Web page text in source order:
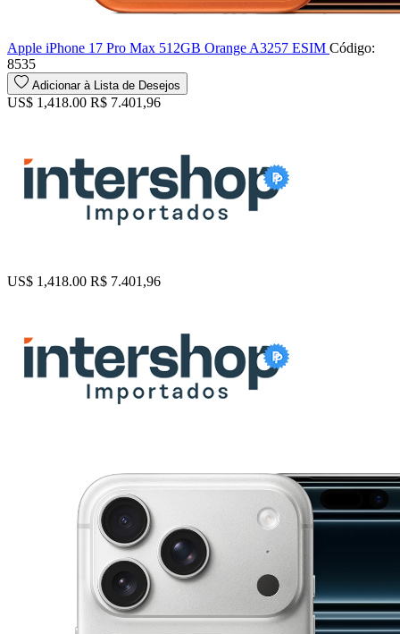
Apple iPhone 17 Pro Max 512GB Orange A3257 ESIM Código:
8535
Adicionar à Lista de Desejos
US$ 1,418.00 R$ 7.401,96
US$ 1,418.00 R$ 7.401,96